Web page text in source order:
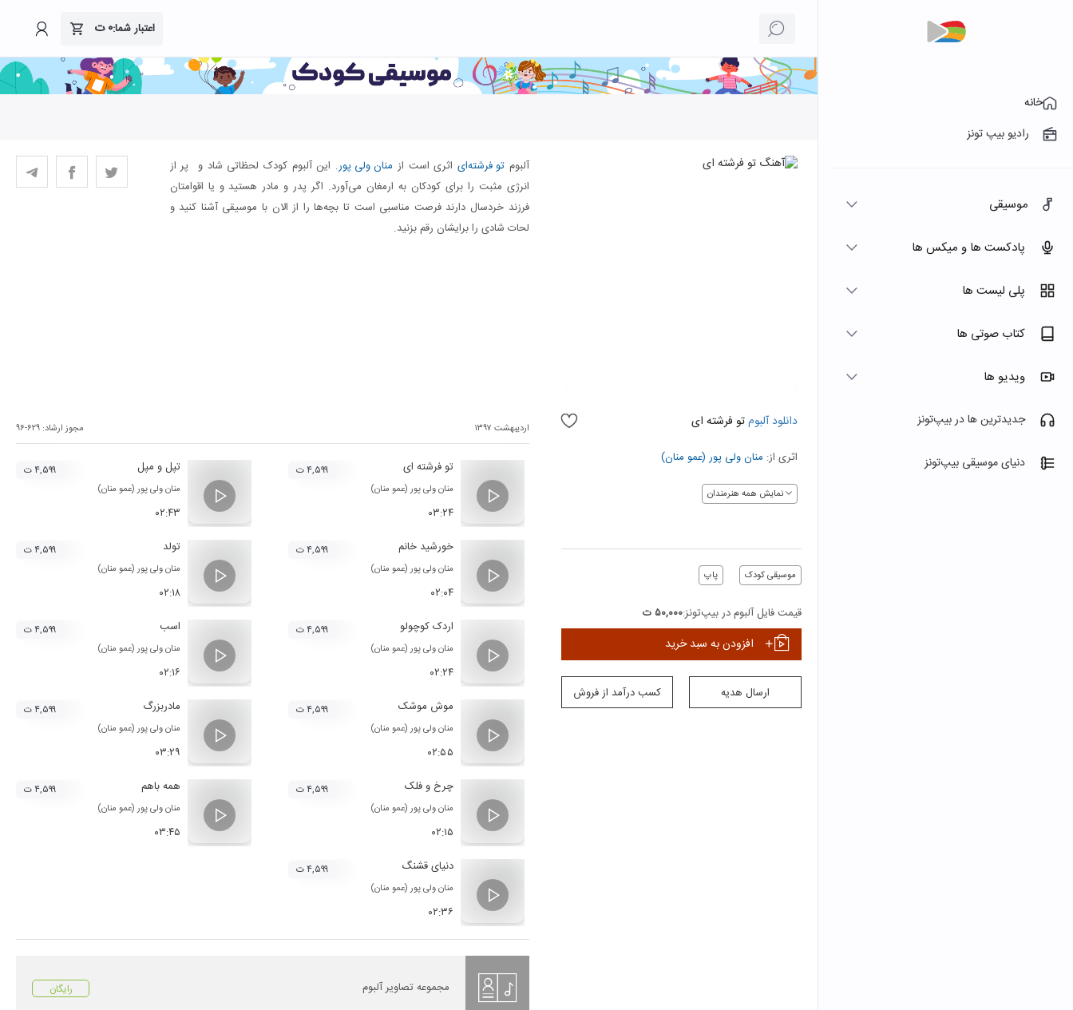
اعتبار شما:۰ت
خانه
رادیو بیپ تونز
موسیقی
پادکست ها و میکس ها
پلی لیست ها
کتاب صوتی ها
ویدیو ها
جدیدترین ها در بیپ‌تونز
دنیای موسیقی بیپ‌تونز
دانلود آلبومتو فرشته ای
اثری از: منان ولی پور (عمو منان)
نمایش همه هنرمندان
موسیقی کودک پاپ
قیمت فایل آلبوم در بیپ‌تونز:۵۰,۰۰۰ ت
افزودن به سبد خرید
ارسال هدیه کسب درآمد از فروش
آلبومتو فرشته‌ای اثری است از منان ولی پور. این آلبوم کودک لحظاتی شاد و پر از
انرژی مثبت را برای کودکان به ارمغان می‌آورد. اگر پدر و مادر هستید و یا اقوامتان
فرزند خردسال دارند فرصت مناسبی است تا بچه‌ها را از الان با موسیقی آشنا کنید و
لحات شادی را برایشان رقم بزنید.
اردیبهشت ۱۳۹۷ مجوز ارشاد: ۹۶-۶۲۹
تو فرشته ای
منان ولی پور (عمو منان)
۰۳:۲۴
۴,۵۹۹ ت تپل و مپل
منان ولی پور (عمو منان)
۰۲:۴۳
۴,۵۹۹ ت
خورشید خانم
منان ولی پور (عمو منان)
۰۲:۰۴
۴,۵۹۹ ت تولد
منان ولی پور (عمو منان)
۰۲:۱۸
۴,۵۹۹ ت
اردک کوچولو
منان ولی پور (عمو منان)
۰۲:۲۴
۴,۵۹۹ ت اسب
منان ولی پور (عمو منان)
۰۲:۱۶
۴,۵۹۹ ت
موش موشک
منان ولی پور (عمو منان)
۰۲:۵۵
۴,۵۹۹ ت مادربزرگ
منان ولی پور (عمو منان)
۰۳:۲۹
۴,۵۹۹ ت
چرخ و فلک
منان ولی پور (عمو منان)
۰۲:۱۵
۴,۵۹۹ ت همه باهم
منان ولی پور (عمو منان)
۰۳:۴۵
۴,۵۹۹ ت
دنیای قشنگ
منان ولی پور (عمو منان)
۰۲:۳۶
۴,۵۹۹ ت
مجموعه تصاویر آلبوم رایگان